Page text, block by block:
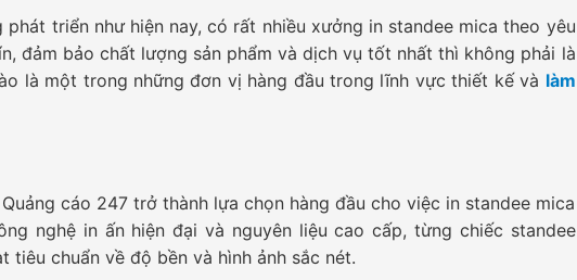
triển như hiện nay, có rất nhiều xưởng in standee mica theo yêu
đảm bảo chất lượng sản phẩm và dịch vụ tốt nhất thì không phải là
là một trong những đơn vị hàng đầu trong lĩnh vực thiết kế và làm
cáo 247 trở thành lựa chọn hàng đầu cho việc in standee mica
nghệ in ấn hiện đại và nguyên liệu cao cấp, từng chiếc standee
chuẩn về độ bền và hình ảnh sắc nét.